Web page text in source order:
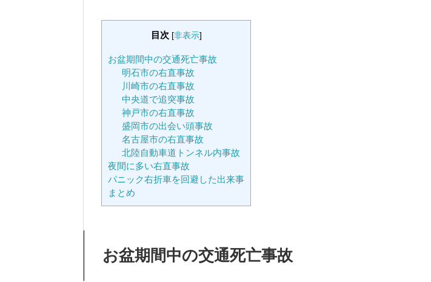
目次 [非表示]
お盆期間中の交通死亡事故
明石市の右直事故
川崎市の右直事故
中央道で追突事故
神戸市の右直事故
盛岡市の出会い頭事故
名古屋市の右直事故
北陸自動車道トンネル内事故
夜間に多い右直事故
パニック右折車を回避した出来事
まとめ
お盆期間中の交通死亡事故